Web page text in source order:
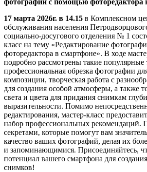
фотографий с помощью фоторедактора
17 марта 2026г. в 14.15 в Комплексном
обслуживания населения
социально-досугового отделения № 1
класс на тему «Редактирование
фоторедактора в смартфоне». В ходе
подробно рассмотрены такие популярные
профессиональная обрезка фотографии
композиции, творческая работа с
для создания особой атмосферы, а также
света и цвета для придания снимкам
выразительности. Помимо
редактирования, мастер-класс
набор профессиональных рекомендаций.
секретами, которые помогут вам
качество ваших фотографий, делая их
и запоминающимися. Присоединяйтесь,
потенциал вашего смартфона для
снимков!